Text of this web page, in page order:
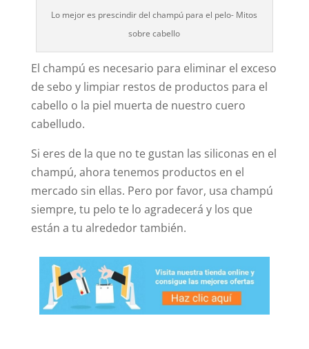
Lo mejor es prescindir del champú para el pelo- Mitos
sobre cabello
El champú es necesario para eliminar el exceso
de sebo y limpiar restos de productos para el
cabello o la piel muerta de nuestro cuero
cabelludo.
Si eres de la que no te gustan las siliconas en el
champú, ahora tenemos productos en el
mercado sin ellas. Pero por favor, usa champú
siempre, tu pelo te lo agradecerá y los que
están a tu alrededor también.